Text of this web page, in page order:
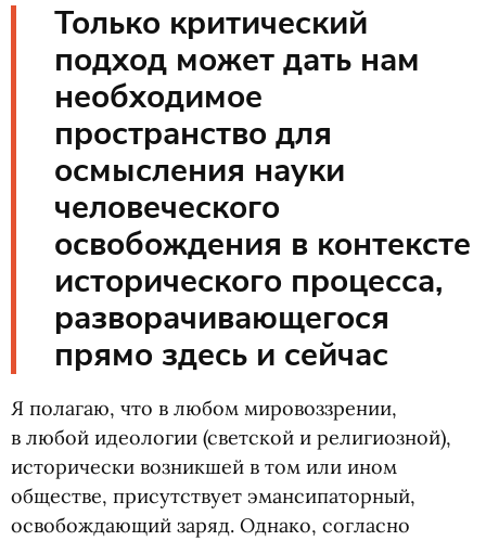
Только критический
подход может дать нам
необходимое
пространство для
осмысления науки
человеческого
освобождения в контексте
исторического процесса,
разворачивающегося
прямо здесь и сейчас
Я полагаю, что в любом мировоззрении,
в любой идеологии (светской и религиозной),
исторически возникшей в том или ином
обществе, присутствует эмансипаторный,
освобождающий заряд. Однако, согласно